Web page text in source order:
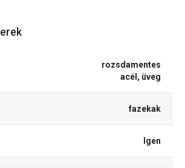
rozsdamentes
acél, üveg
fazekak
Igen